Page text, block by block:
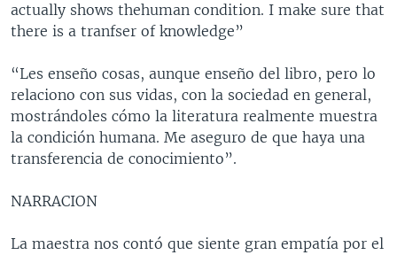
actually shows thehuman condition. I make sure that
there is a tranfser of knowledge”
“Les enseño cosas, aunque enseño del libro, pero lo
relaciono con sus vidas, con la sociedad en general,
mostrándoles cómo la literatura realmente muestra
la condición humana. Me aseguro de que haya una
transferencia de conocimiento”.
NARRACION
La maestra nos contó que siente gran empatía por el